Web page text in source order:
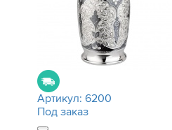
Артикул: 6200
Под заказ